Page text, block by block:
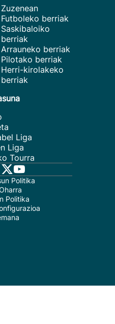
Zuzenean
Futboleko berriak
Saskibaloiko
berriak
Arrauneko berriak
Pilotako berriak
Herri-kirolakeko
berriak
Liga
Liga
Tourra
Politika
Politika